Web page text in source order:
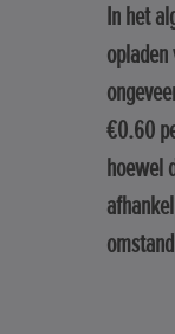
In het
€0.60
hoewel